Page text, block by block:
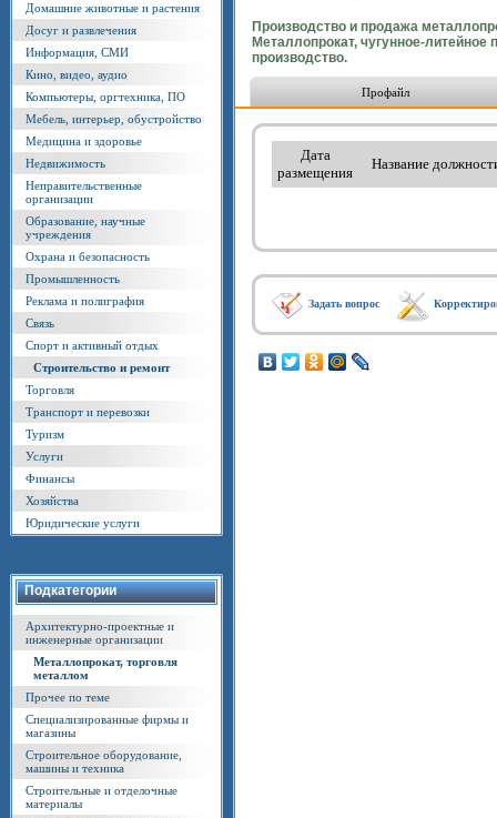
Домашние животные и растения
Досуг и развлечения
Информация, СМИ
Кино, видео, аудио
Компьютеры, оргтехника, ПО
Мебель, интерьер, обустройство
Медицина и здоровье
Недвижимость
Неправительственные
организации
Образование, научные
учреждения
Охрана и безопасность
Промышленность
Реклама и полиграфия
Связь
Спорт и активный отдых
Строительство и ремонт
Торговля
Транспорт и перевозки
Туризм
Услуги
Финансы
Хозяйства
Юридические услуги
Подкатегории
Архитектурно-проектные и
инженерные организации
Металлопрокат, торговля
металлом
Прочее по теме
Специализированные фирмы и
магазины
Строительное оборудование,
машины и техника
Строительные и отделочные
материалы
Производство и продажа
Металлопрокат, чугунное-литейное
производство.
Профайл
Дата
размещения
Название
Задать вопрос